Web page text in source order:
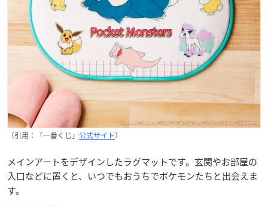
（引用：「一番くじ」 公式サイト）
メインアートをデザインしたラグマットです。玄関やお部屋の
入口などに置くと、いつでもおうちでポケモンたちと出会えま
す。